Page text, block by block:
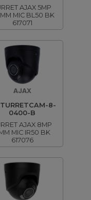
AJAX 5MP
MIC BL50 BK
617071
AJAX
8-
0400-B
AJAX 8MP
MIC IR50 BK
617076